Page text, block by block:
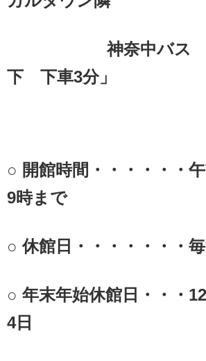
神奈中バス 「
下 下車3分」
○ 開館時間・・・・・・
9時まで
○ 休館日・・・・・・・
○ 年末年始休館日・・・
4日